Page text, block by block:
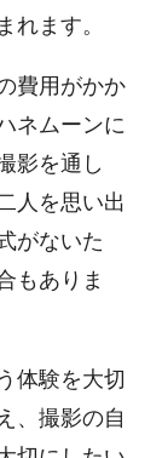
れます。
費用がかか
ネムーンに
影を通し
人を思い出
がないた
もありま
体験を大切
、撮影の自